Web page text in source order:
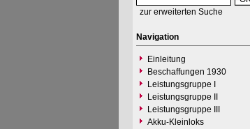
zur erweiterten Suche
Navigation
Einleitung
Beschaffungen 1930
Leistungsgruppe I
Leistungsgruppe II
Leistungsgruppe III
Akku-Kleinloks